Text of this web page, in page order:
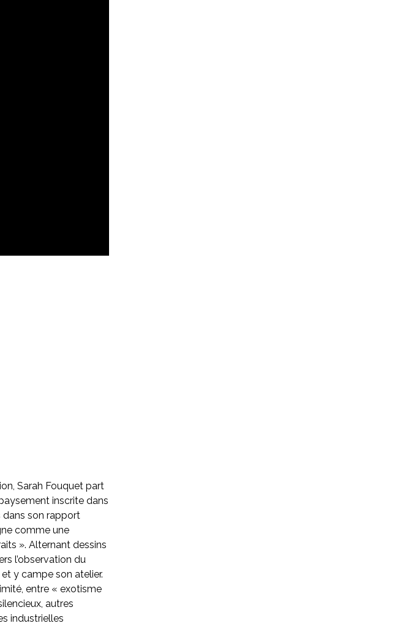
Sarah Fouquet part
inscrite dans
dans son rapport
comme une
». Alternant dessins
l’observation du
y campe son atelier.
entre « exotisme
autres
industrielles